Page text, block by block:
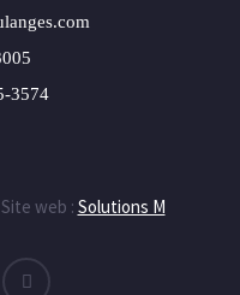
3574
web : Solutions M